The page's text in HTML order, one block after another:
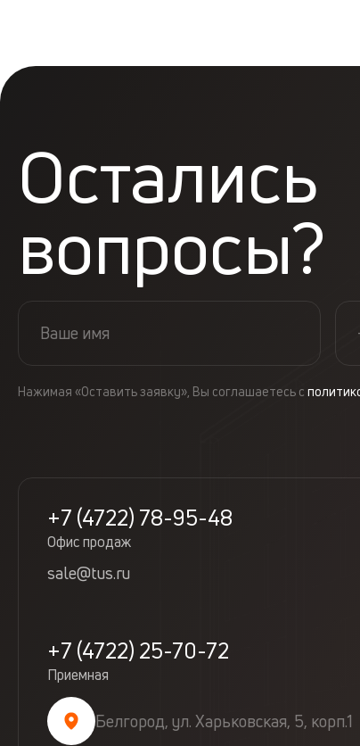
Остались
вопросы?
Нажимая «Оставить заявку», Вы соглашаетесь с
+7 (4722) 78-95-48
Офис продаж
+7 (4722) 25-70-72
Приемная
sale@tus.ru
Белгород, ул. Харьковская, 5, корп.1